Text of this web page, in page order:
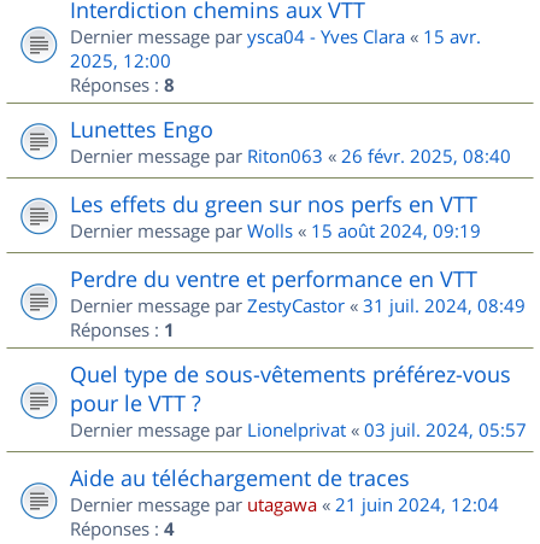
Interdiction chemins aux VTT
Dernier message par ysca04 - Yves Clara « 15 avr.
2025, 12:00
Réponses : 8
Lunettes Engo
Dernier message par Riton063 « 26 févr. 2025, 08:40
Les effets du green sur nos perfs en VTT
Dernier message par Wolls « 15 août 2024, 09:19
Perdre du ventre et performance en VTT
Dernier message par ZestyCastor « 31 juil. 2024, 08:49
Réponses : 1
Quel type de sous-vêtements préférez-vous
pour le VTT ?
Dernier message par Lionelprivat « 03 juil. 2024, 05:57
Aide au téléchargement de traces
Dernier message par utagawa « 21 juin 2024, 12:04
Réponses : 4